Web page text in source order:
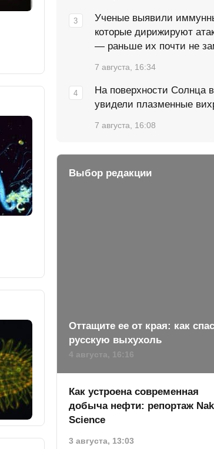
Ученые выявили
которые дирижируют
— раньше их почти не
7 августа, 16:34
На поверхности Солнца
увидели плазменные
7 августа, 16:08
Выбор редакции
Оттащите ее от края: как
русскую выхухоль
4 августа, 16:16
Как устроена современная
добыча нефти: репортаж
Science
3 августа, 13:03